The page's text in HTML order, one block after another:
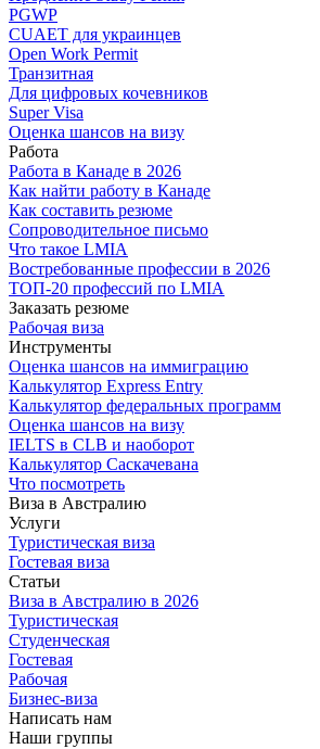
PGWP
CUAET для украинцев
Open Work Permit
Транзитная
Для цифровых кочевников
Super Visa
Оценка шансов на визу
Работа
Работа в Канаде в 2026
Как найти работу в Канаде
Как составить резюме
Сопроводительное письмо
Что такое LMIA
Востребованные профессии в 2026
ТОП-20 профессий по LMIA
Заказать резюме
Рабочая виза
Инструменты
Оценка шансов на иммиграцию
Калькулятор Express Entry
Калькулятор федеральных программ
Оценка шансов на визу
IELTS в CLB и наоборот
Калькулятор Саскачевана
Что посмотреть
Виза в Австралию
Услуги
Туристическая виза
Гостевая виза
Статьи
Виза в Австралию в 2026
Туристическая
Студенческая
Гостевая
Рабочая
Бизнес-виза
Написать нам
Наши группы